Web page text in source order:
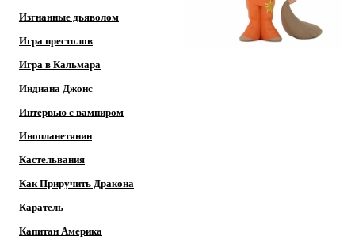
Изгнанные дьяволом
Игра престолов
Игра в Кальмара
Индиана Джонс
Интервью с вампиром
Инопланетянин
Кастельвания
Как Приручить Дракона
Каратель
Капитан Америка